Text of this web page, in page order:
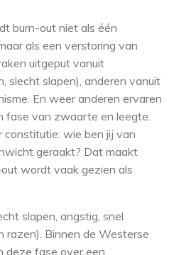
burn-out niet als één
als een verstoring van
uitgeput vanuit
slecht slapen), anderen vanuit
En weer anderen ervaren
fase van zwaarte en leegte.
wie ben jij van
geraakt? Dat maakt
wordt vaak gezien als
slapen, angstig, snel
razen). Binnen de Westerse
deze fase over een